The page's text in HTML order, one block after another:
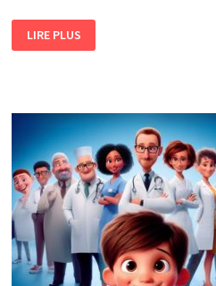
EST-
CE
QUE
LIRE PLUS